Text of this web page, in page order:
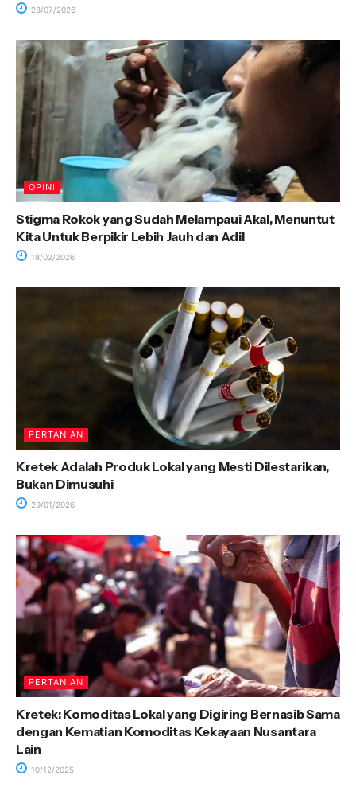
28/07/2026
OPINI
Stigma Rokok yang Sudah Melampaui Akal, Menuntut
Kita Untuk Berpikir Lebih Jauh dan Adil
18/02/2026
PERTANIAN
Kretek Adalah Produk Lokal yang Mesti Dilestarikan,
Bukan Dimusuhi
29/01/2026
PERTANIAN
Kretek: Komoditas Lokal yang Digiring Bernasib Sama
dengan Kematian Komoditas Kekayaan Nusantara
Lain
10/12/2025